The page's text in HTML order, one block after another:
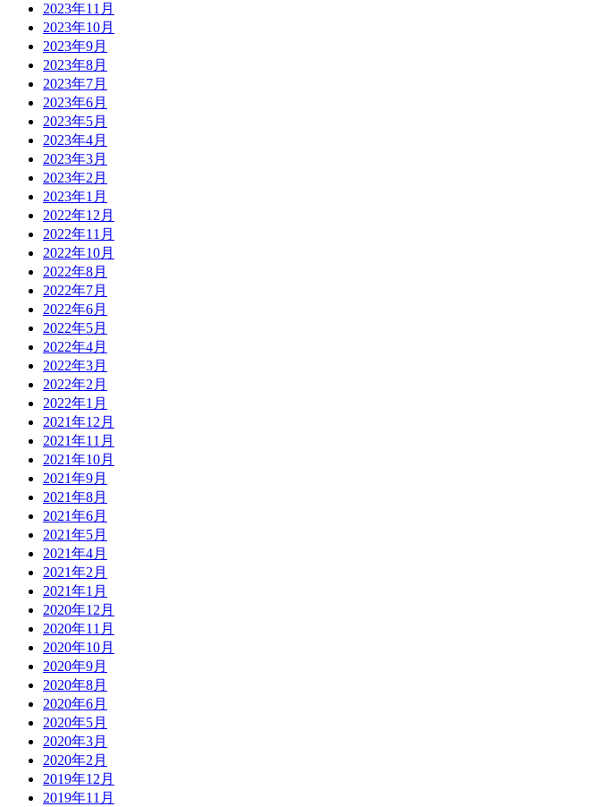
2023年11月
2023年10月
2023年9月
2023年8月
2023年7月
2023年6月
2023年5月
2023年4月
2023年3月
2023年2月
2023年1月
2022年12月
2022年11月
2022年10月
2022年8月
2022年7月
2022年6月
2022年5月
2022年4月
2022年3月
2022年2月
2022年1月
2021年12月
2021年11月
2021年10月
2021年9月
2021年8月
2021年6月
2021年5月
2021年4月
2021年2月
2021年1月
2020年12月
2020年11月
2020年10月
2020年9月
2020年8月
2020年6月
2020年5月
2020年3月
2020年2月
2019年12月
2019年11月